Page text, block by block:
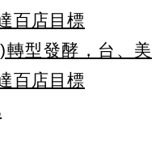
百店目標
型發酵，台、美
百店目標